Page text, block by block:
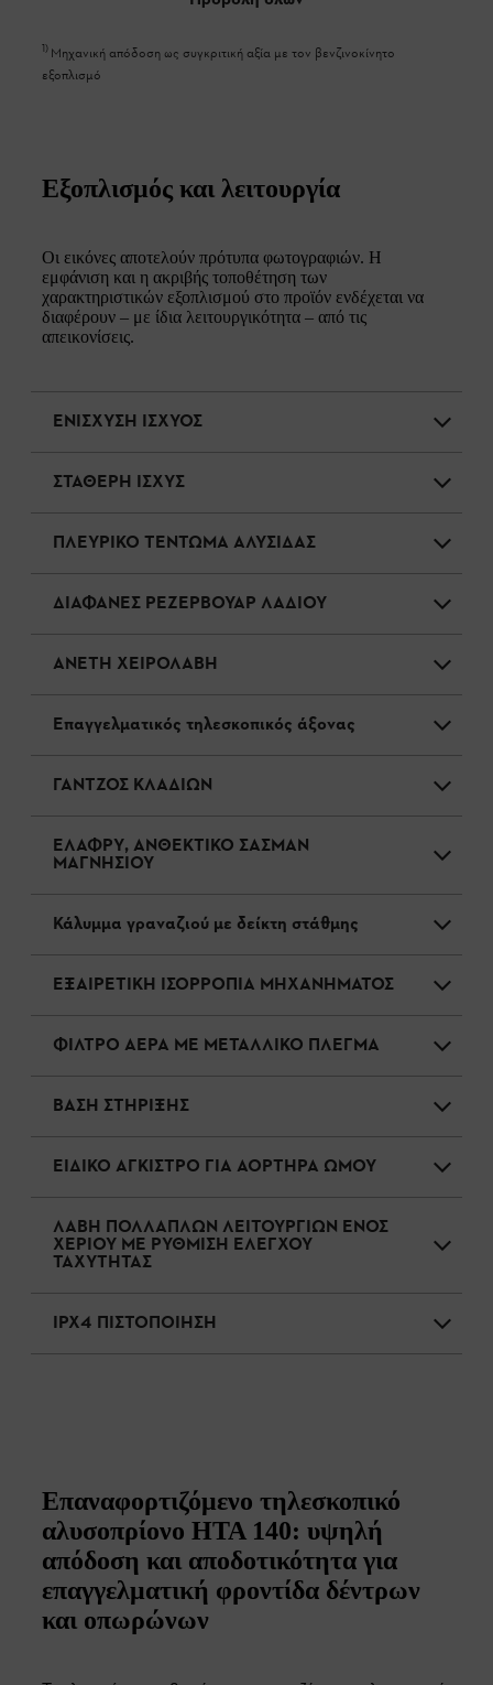
1) Μηχανική απόδοση ως συγκριτική αξία με τον βενζινοκίνητο
εξοπλισμό
Εξοπλισμός και λειτουργία
Οι εικόνες αποτελούν πρότυπα φωτογραφιών. Η
εμφάνιση και η ακριβής τοποθέτηση των
χαρακτηριστικών εξοπλισμού στο προϊόν ενδέχεται να
διαφέρουν – με ίδια λειτουργικότητα – από τις
απεικονίσεις.
ΕΝΙΣΧΥΣΗ ΙΣΧΥΟΣ
ΣΤΑΘΕΡΗ ΙΣΧΥΣ
ΠΛΕΥΡΙΚΟ ΤΕΝΤΩΜΑ ΑΛΥΣΙΔΑΣ
ΔΙΑΦΑΝΕΣ ΡΕΖΕΡΒΟΥΑΡ ΛΑΔΙΟΥ
ΑΝΕΤΗ ΧΕΙΡΟΛΑΒΗ
Επαγγελματικός τηλεσκοπικός άξονας
ΓΑΝΤΖΟΣ ΚΛΑΔΙΩΝ
ΕΛΑΦΡΥ, ΑΝΘΕΚΤΙΚΟ ΣΑΣΜΑΝ
ΜΑΓΝΗΣΙΟΥ
Κάλυμμα γραναζιού με δείκτη στάθμης
ΕΞΑΙΡΕΤΙΚΗ ΙΣΟΡΡΟΠΙΑ ΜΗΧΑΝΗΜΑΤΟΣ
ΦΙΛΤΡΟ ΑΕΡΑ ΜΕ ΜΕΤΑΛΛΙΚΟ ΠΛΕΓΜΑ
ΒΑΣΗ ΣΤΗΡΙΞΗΣ
ΕΙΔΙΚΟ ΑΓΚΙΣΤΡΟ ΓΙΑ ΑΟΡΤΗΡΑ ΩΜΟΥ
ΛΑΒΗ ΠΟΛΛΑΠΛΩΝ ΛΕΙΤΟΥΡΓΙΩΝ ΕΝΟΣ
ΧΕΡΙΟΥ ΜΕ ΡΥΘΜΙΣΗ ΕΛΕΓΧΟΥ
ΤΑΧΥΤΗΤΑΣ
IPX4 ΠΙΣΤΟΠΟΙΗΣΗ
Eπαναφορτιζόμενο τηλεσκοπικό
αλυσοπρίονο HTA 140: υψηλή
απόδοση και αποδοτικότητα για
επαγγελματική φροντίδα δέντρων
και οπωρώνων